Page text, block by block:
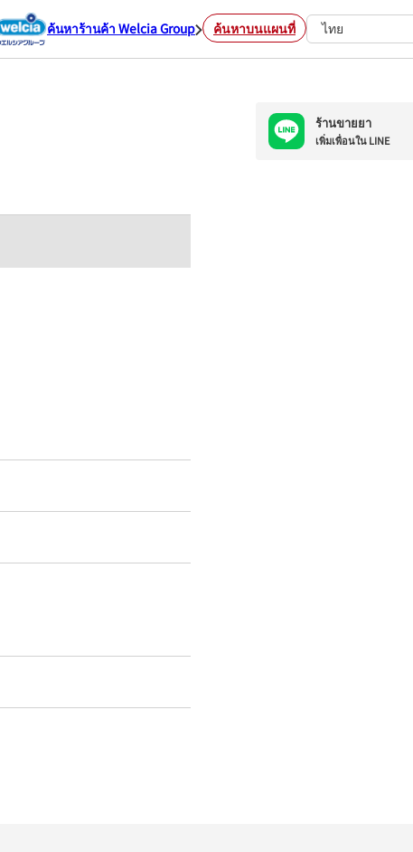
ค้นหาร้านค้า Welcia Group ค้นหาบนแผนที่ ไทย
ร้านขายยา
เพิ่มเพื่อนใน LINE